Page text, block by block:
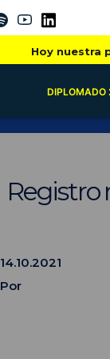
Hoy nuestra
DIPLOMADO
Registro
14.10.2021
Por